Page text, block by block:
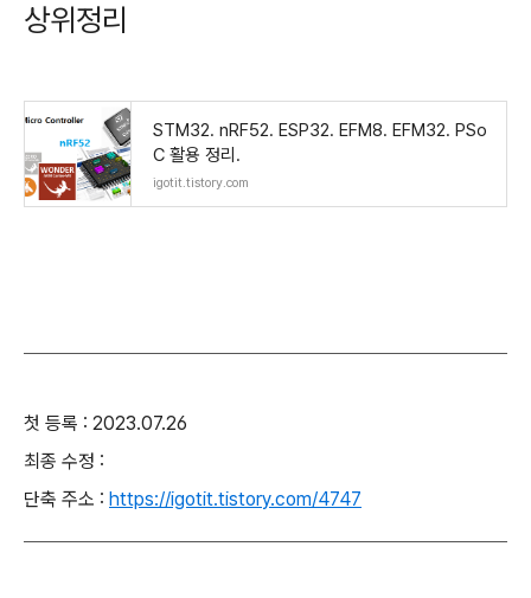
상위정리
STM32. nRF52. ESP32. EFM8. EFM32. PSo
C 활용 정리.
igotit.tistory.com
첫 등록 : 2023.07.26
최종 수정 :
단축 주소 : https://igotit.tistory.com/4747